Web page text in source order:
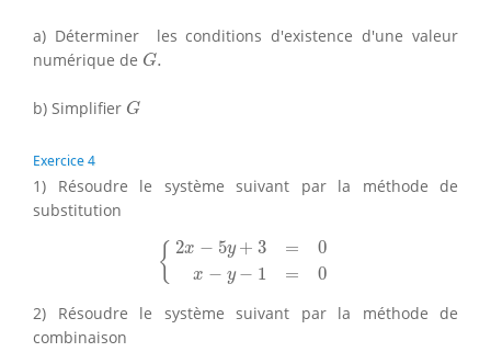
a) Déterminer les conditions d'existence d'une valeur
numérique de G.
G.
b) Simplifier G
G
Exercice 4
1) Résoudre le système suivant par la méthode de
substitution
{ 2x − 5y + 3 = 0
x − y − 1 = 0
{2 x− +3 = 0x =0
2) Résoudre le système suivant par la méthode de
combinaison